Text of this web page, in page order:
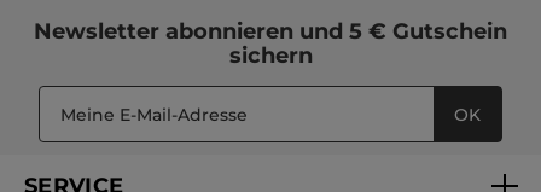
Newsletter abonnieren und 5 € Gutschein
sichern
OK
SERVICE